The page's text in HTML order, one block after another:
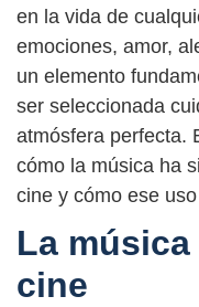
en la vida de
emociones, amor,
un elemento
ser seleccionada
atmósfera perfecta.
cómo la música ha
cine y cómo ese
La
cine